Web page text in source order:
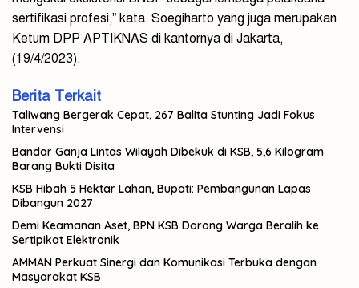
sertifikasi profesi,” kata Soegiharto yang juga merupakan
Ketum DPP APTIKNAS di kantornya di Jakarta,
(19/4/2023).
Berita Terkait
Taliwang Bergerak Cepat, 267 Balita Stunting Jadi Fokus
Intervensi
Bandar Ganja Lintas Wilayah Dibekuk di KSB, 5,6 Kilogram
Barang Bukti Disita
KSB Hibah 5 Hektar Lahan, Bupati: Pembangunan Lapas
Dibangun 2027
Demi Keamanan Aset, BPN KSB Dorong Warga Beralih ke
Sertipikat Elektronik
AMMAN Perkuat Sinergi dan Komunikasi Terbuka dengan
Masyarakat KSB